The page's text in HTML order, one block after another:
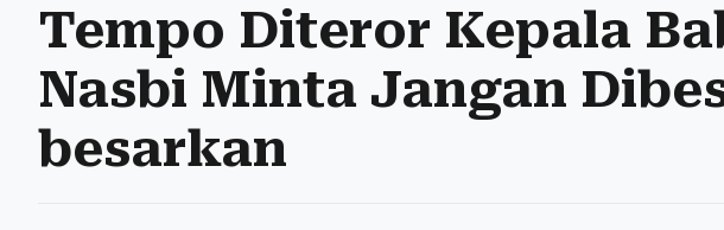
Tempo Diteror Kepala
Nasbi Minta Jangan
besarkan